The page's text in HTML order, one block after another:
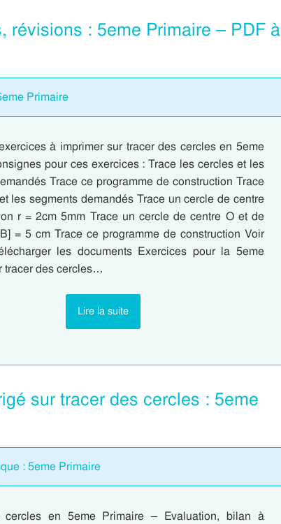
révisions : 5eme Primaire – PDF à
Primaire
à imprimer sur tracer des cercles en 5eme
pour ces exercices : Trace les cercles et les
Trace ce programme de construction Trace
les segments demandés Trace un cercle de centre
r = 2cm 5mm Trace un cercle de centre O et de
= 5 cm Trace ce programme de construction Voir
les documents Exercices pour la 5eme
tracer des cercles…
Lire la suite
sur tracer des cercles : 5eme
: 5eme Primaire
cercles en 5eme Primaire – Evaluation, bilan à